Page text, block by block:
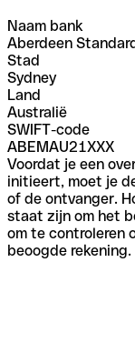
Naam bank
Aberdeen
Stad
Sydney
Land
Australië
SWIFT-code
ABEMAU21XXX
Voordat je een
initieert, moet je
of de ontvanger.
staat zijn om het
om te controleren
beoogde rekening.